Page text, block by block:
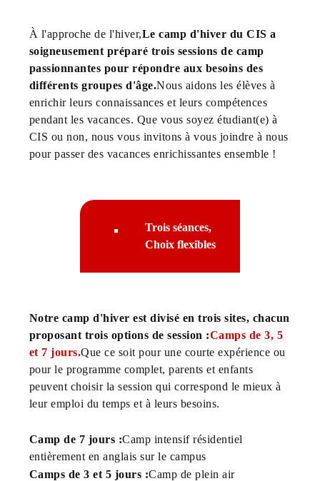
À l'approche de l'hiver,Le camp d'hiver du CIS a
soigneusement préparé trois sessions de camp
passionnantes pour répondre aux besoins des
différents groupes d'âge.Nous aidons les élèves à
enrichir leurs connaissances et leurs compétences
pendant les vacances. Que vous soyez étudiant(e) à
CIS ou non, nous vous invitons à vous joindre à nous
pour passer des vacances enrichissantes ensemble !
Trois séances,
Choix flexibles
Notre camp d'hiver est divisé en trois sites, chacun
proposant trois options de session :Camps de 3, 5
et 7 jours.Que ce soit pour une courte expérience ou
pour le programme complet, parents et enfants
peuvent choisir la session qui correspond le mieux à
leur emploi du temps et à leurs besoins.
Camp de 7 jours :Camp intensif résidentiel
entièrement en anglais sur le campus
Camps de 3 et 5 jours :Camp de plein air